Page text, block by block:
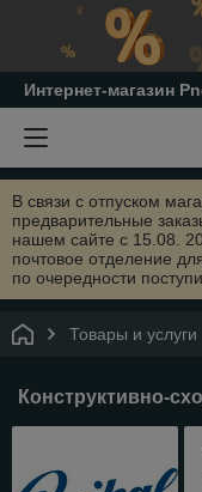
Интернет-магазин
В связи с отпуском
предварительные
нашем сайте с 15.08.
почтовое отделение
по очередности
Товары и услуги
Конструктивно-